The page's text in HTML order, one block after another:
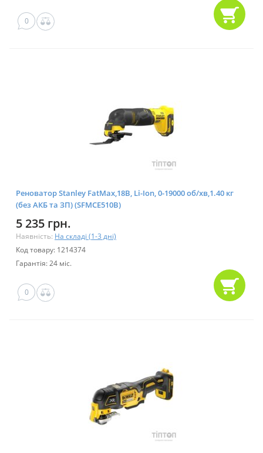
0
Реноватор Stanley FatMax,18В, Li-Ion, 0-19000 об/хв,1.40 кг
(без АКБ та ЗП) (SFMCE510B)
5 235 грн.
Наявність: На складі (1-3 дні)
Код товару: 1214374
Гарантія: 24 міс.
0